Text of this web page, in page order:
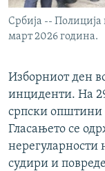
Србија -- Полиција
март 2026 година.
Изборниот ден
инциденти. На
српски општини
Гласањето се
нерегуларности
судири и